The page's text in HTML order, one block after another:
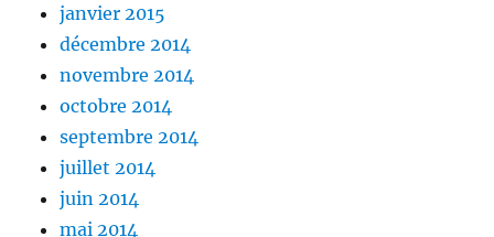
janvier 2015
décembre 2014
novembre 2014
octobre 2014
septembre 2014
juillet 2014
juin 2014
mai 2014